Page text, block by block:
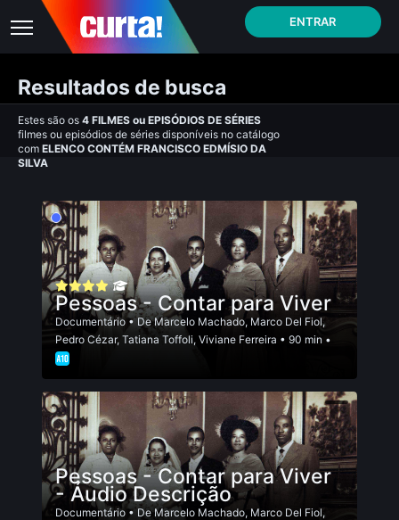
ENTRAR
Resultados de busca
Estes são os 4 FILMES ou EPISÓDIOS DE SÉRIES
filmes ou episódios de séries disponíveis no catálogo
com ELENCO CONTÉM FRANCISCO EDMÍ­SIO DA
SILVA
Pessoas - Contar para Viver
Documentário• DeMarcelo Machado, Marco Del Fiol,
Pedro Cézar, Tatiana Toffoli, Viviane Ferreira • 90 min •
Pessoas - Contar para Viver
- Áudio Descrição
Documentário • DeMarcelo Machado, Marco Del Fiol,